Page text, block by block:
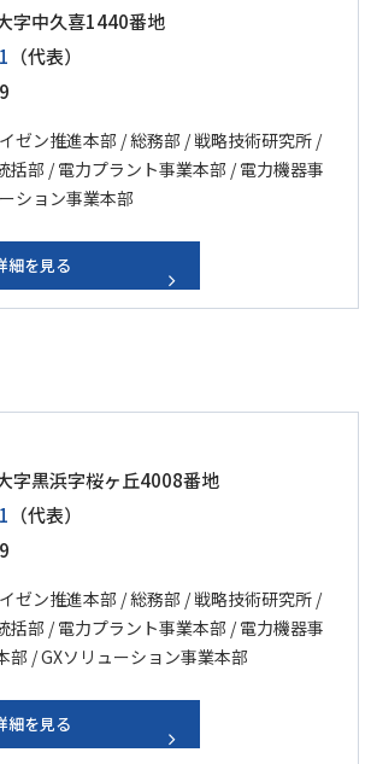
字中久喜1440番地
（代表）
ゼン推進本部 / 総務部 / 戦略技術研究所 /
括部 / 電力プラント事業本部 / 電力機器事
ション事業本部
細を見る
字黒浜字桜ヶ丘4008番地
（代表）
ゼン推進本部 / 総務部 / 戦略技術研究所 /
括部 / 電力プラント事業本部 / 電力機器事
部 / GXソリューション事業本部
細を見る